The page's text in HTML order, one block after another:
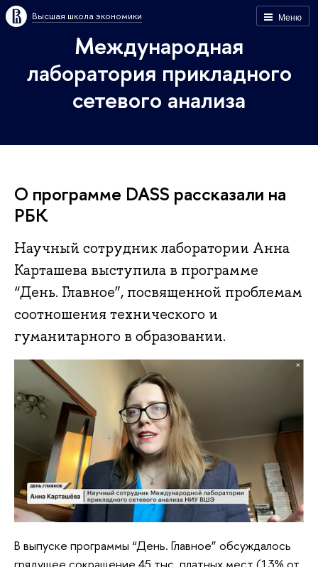
Меню
Высшая школа экономики
Международная
лаборатория прикладного
сетевого анализа
О программе DASS рассказали на
РБК
Научный сотрудник лаборатории Анна
Карташева выступила в программе
“День. Главное”, посвященной проблемам
соотношения технического и
гуманитарного в образовании.
В выпуске программы “День. Главное” обсуждалось